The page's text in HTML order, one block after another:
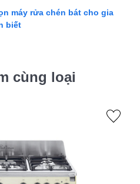
máy rửa chén bát cho gia
biết
cùng loại